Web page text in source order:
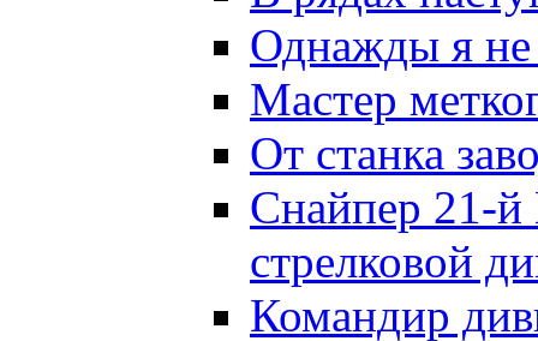
Однажды я
Мастер
От станка
Снайпер 21-й
стрелковой
Командир